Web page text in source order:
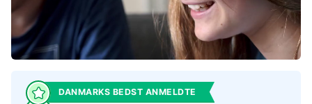
Undervisere
DANMARKS BEDST ANMELDTE